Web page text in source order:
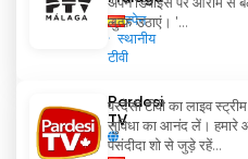
स्पेन
स्थानीय
टीवी
अपने डिवाइस पर आराम से
लुत्फ़ उठाएं। '...
Pardesi
TV
परदेसी टीवी का लाइव
सुविधा का आनंद लें। हमारे
पसंदीदा शो से जुड़े रहें...